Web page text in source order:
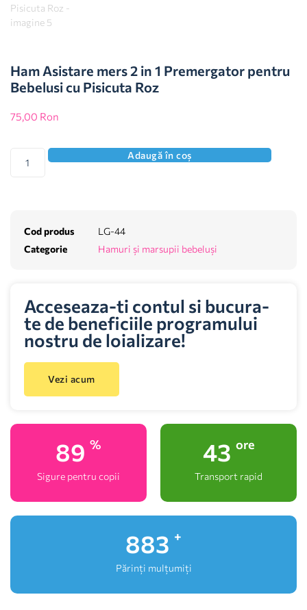
Ham Asistare mers 2 in 1 Premergator pentru
Bebelusi cu Pisicuta Roz
75,00 Ron
Adaugă în coș
Cod produs
LG-44
Categorie
Hamuri și marsupii bebeluși
Acceseaza-ti contul si bucura-
te de beneficiile programului
nostru de loializare!
Vezi acum
100 %
Sigure pentru copii
48 ore
Transport rapid
991 +
Părinți mulțumiți